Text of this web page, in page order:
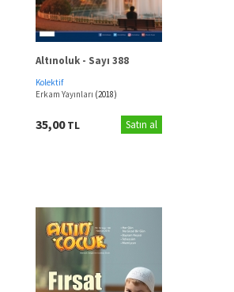
Altınoluk - Sayı 388
Kolektif
Erkam Yayınları (2018)
35,00TL Satın al